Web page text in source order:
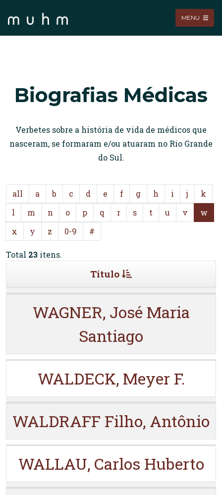
MENU
Biografias Médicas
Verbetes sobre a história de vida de médicos que
nasceram, se formaram e/ou atuaram no Rio Grande
do Sul.
all a b c d e f g h i j
k
l
m n o p q r s t u v
w
x
y z 0-9 #
Total 23 itens.
Titulo
WAGNER, José Maria
Santiago
WALDECK, Meyer F.
WALDRAFF Filho, Antônio
WALLAU, Carlos Huberto